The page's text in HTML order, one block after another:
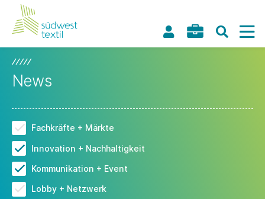
News
Fachkräfte + Märkte
Innovation + Nachhaltigkeit
Kommunikation + Event
Lobby + Netzwerk